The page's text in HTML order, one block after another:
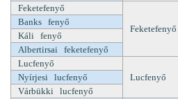
Feketefenyő
Feketefenyő
Banks fenyő
Káli fenyő
Albertirsai feketefenyő
Lucfenyő
Lucfenyő
Nyírjesi lucfenyő
Várbükki lucfenyő